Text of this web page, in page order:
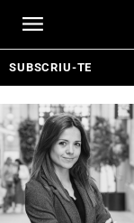
SUBSCRIU-TE